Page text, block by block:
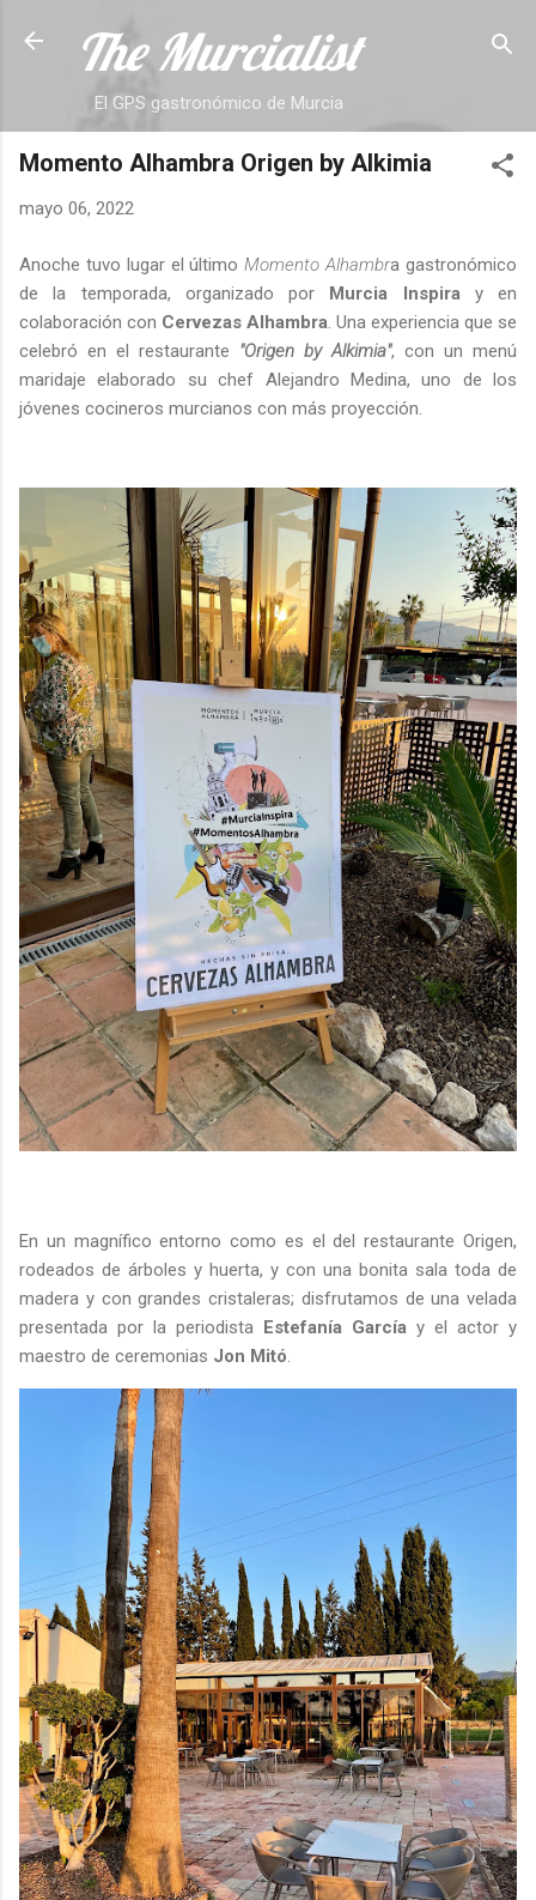
Ir al contenido principal
The Murcialist
El GPS gastronómico de Murcia
Momento Alhambra Origen by Alkimia
mayo 06, 2022
Anoche tuvo lugar el últimoMomento Alhambra gastronómico
de la temporada, organizado por Murcia Inspira y en
colaboración con Cervezas Alhambra . Una experiencia que se
celebró en el restaurante "Origen by Alkimia", con un menú
maridaje elaborado su chef Alejandro Medina, uno de los
jóvenes cocineros murcianos con más proyección.
En un magnífico entorno como es el del restaurante Origen,
rodeados de árboles y huerta, y con una bonita sala toda de
madera y con grandes cristaleras; disfrutamos de una velada
presentada por la periodista Estefanía García y el actor y
maestro de ceremonias Jon Mitó.